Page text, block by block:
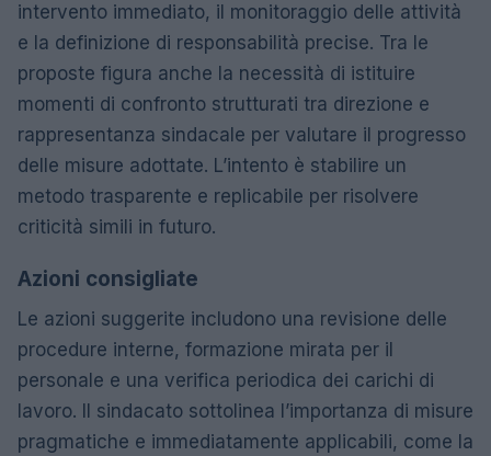
intervento immediato, il monitoraggio delle attività
e la definizione di responsabilità precise. Tra le
proposte figura anche la necessità di istituire
momenti di confronto strutturati tra direzione e
rappresentanza sindacale per valutare il progresso
delle misure adottate. L’intento è stabilire un
metodo trasparente e replicabile per risolvere
criticità simili in futuro.
Azioni consigliate
Le azioni suggerite includono una revisione delle
procedure interne, formazione mirata per il
personale e una verifica periodica dei carichi di
lavoro. Il sindacato sottolinea l’importanza di misure
pragmatiche e immediatamente applicabili, come la